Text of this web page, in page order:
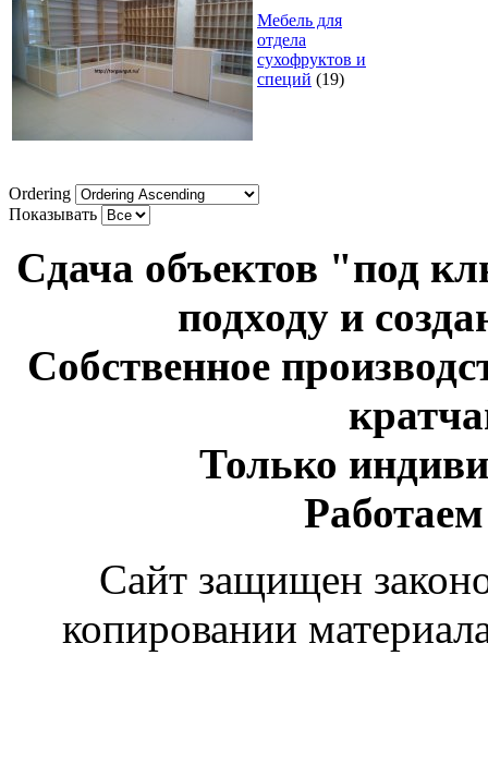
Мебель для
отдела
сухофруктов и
специй (19)
Ordering
Показывать
Сдача объектов "под
подходу и
Собственное
Только
Сайт защищен
копировании